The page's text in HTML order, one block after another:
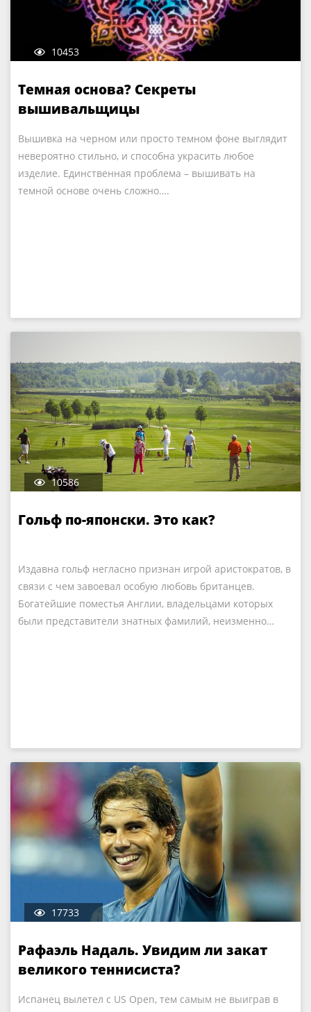
10453
Темная основа? Секреты
вышивальщицы
Вышивка на черном или просто темном фоне выглядит
невероятно стильно, и способна украсить любое
изделие. Единственная проблема – вышивать на
темной основе очень сложно….
10586
Гольф по-японски. Это как?
Издавна гольф негласно признан игрой аристократов, в
связи с чем завоевал особую любовь британцев.
Богатейшие поместья Англии, владельцами которых
были представители знатных фамилий, неизменно…
17733
Рафаэль Надаль. Увидим ли закат
великого теннисиста?
Испанец вылетел с US Open, тем самым не выиграв в